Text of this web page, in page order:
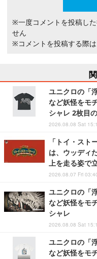
※一度コメントを投稿し
せん
※コメントを投稿する際は
ユニクロの「
など妖怪をモ
シャレ 2枚目
2026.08.08 Sat
「トイ・スト
は、ウッディ
上を走る姿で
2026.08.07 Fri
ユニクロの「
など妖怪をモ
シャレ
2026.08.08 Sat
ユニクロの「
など妖怪をモ